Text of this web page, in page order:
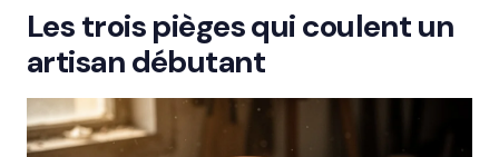
Les trois pièges qui coulent un
artisan débutant